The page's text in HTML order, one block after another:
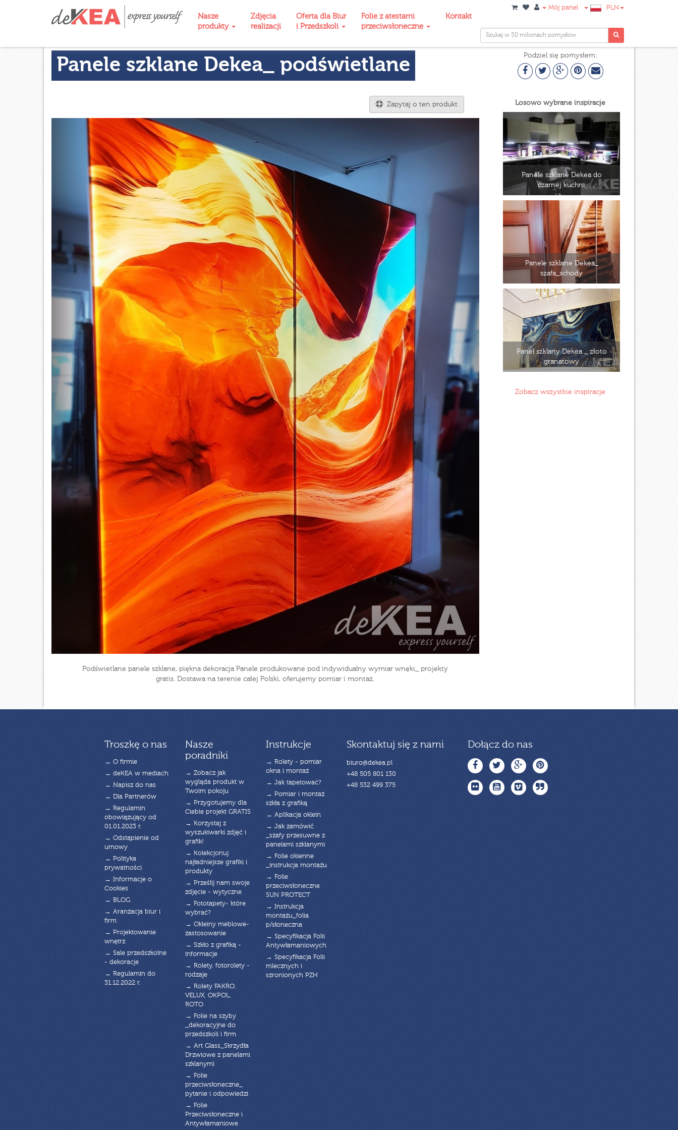
Nasze
produkty
Zdjęcia
realizacji
Oferta dla Biur
i Przedszkoli
Folie z atestami
przeciwsłoneczne
Kontakt
Mój panel PLN
Panele szklane Dekea_ podświetlane
Zapytaj o ten produkt
Podświetlane panele szklane, piękna dekoracja Panele produkowane pod indywidualny wymiar wnęki_ projekty
gratis. Dostawa na terenie całej Polski, oferujemy pomiar i montaż.
Podziel się pomysłem:
Losowo wybrane inspiracje
Panele szklane Dekea do
czarnej kuchni
Panele szklane Dekea_
szafa_schody
Panel szklany Dekea _ złoto
granatowy
Zobacz wszystkie inspiracje
Troszkę o nas
→ O firmie
→ deKEA w mediach
→ Napisz do nas
→ Dla Partnerów
→ Regulamin
obowiązujący od
01.01.2023 r.
→ Odstąpienie od
umowy
→ Polityka
prywatności
→ Informacje o
Cookies
→ BLOG
→ Aranżacja biur i
firm
→ Projektowanie
wnętrz
→ Sale przedszkolne
- dekoracje
→ Regulamin do
31.12.2022 r.
Nasze
poradniki
→ Zobacz jak
wygląda produkt w
Twoim pokoju
→ Przygotujemy dla
Ciebie projekt GRATIS
→ Korzystaj z
wyszukiwarki zdjęć i
grafik!
→ Kolekcjonuj
najładniejsze grafiki i
produkty
→ Prześlij nam swoje
zdjęcie - wytyczne
→ Fototapety- które
wybrać?
→ Okleiny meblowe-
zastosowanie
→ Szkło z grafiką -
informacje
→ Rolety, fotorolety -
rodzaje
→ Rolety FAKRO,
VELUX, OKPOL,
ROTO
→ Folie na szyby
_dekoracyjne do
przedszkoli i firm
→ Art Glass_Skrzydła
Drzwiowe z panelami
szklanymi
→ Folie
przeciwsłoneczne_
pytanie i odpowiedzi
→ Folie
Przeciwsłoneczne i
Antywłamaniowe
Instrukcje
→ Rolety - pomiar
okna i montaż
→ Jak tapetować?
→ Pomiar i montaż
szkła z grafiką
→ Aplikacja oklein
→ Jak zamówić
_szafy przesuwne z
panelami szklanymi
→ Folie okienne
_instrukcja montażu
→ Folie
przeciwsłoneczne
SUN PROTECT
→ Instrukcja
montażu_folia
p/słoneczna
→ Specyfikacja Folii
Antywłamaniowych
→ Specyfikacja Folii
mlecznych i
szronionych PZH
Skontaktuj się z nami
biuro@dekea.pl
+48 505 801 130
+48 532 499 375
Dołącz do nas